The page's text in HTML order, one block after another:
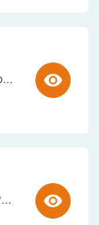
Display | Bookaroo Notebook & Pen - Fern
Cuddly Reader - Puppy Pete